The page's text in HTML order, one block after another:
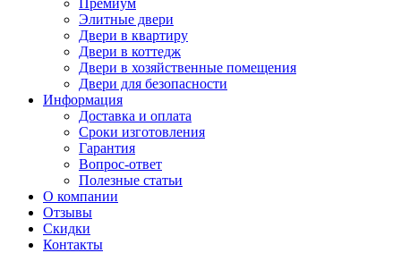
Элитные двери
Двери в квартиру
Двери в коттедж
Двери в хозяйственные помещения
Двери для безопасности
Информация
Доставка и оплата
Сроки изготовления
Гарантия
Вопрос-ответ
Полезные статьи
О компании
Отзывы
Скидки
Контакты